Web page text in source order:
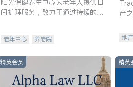
阳光保健养生中心为老年人提供日
间护理服务，致力于通过持续的护
老年中心 养老院
产
地
精英会员 精英